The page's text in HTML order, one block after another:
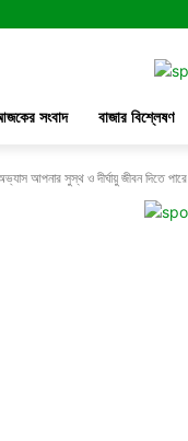
সংবাদ বাজার বিশ্লেষণ
আপনার সুস্থ ও দীর্ঘায়ু জীবন দিতে পারে